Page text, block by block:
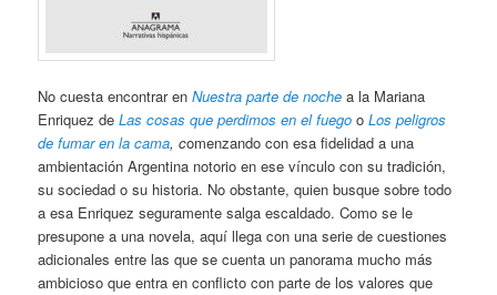
No cuesta encontrar enNuestra parte de noche a la Mariana
Enriquez deLas cosas que perdimos en el fuego oLos peligros
de fumar en la cama, comenzando con esa fidelidad a una
ambientación Argentina notorio en ese vínculo con su tradición,
su sociedad o su historia. No obstante, quien busque sobre todo
a esa Enriquez seguramente salga escaldado. Como se le
presupone a una novela, aquí llega con una serie de cuestiones
adicionales entre las que se cuenta un panorama mucho más
ambicioso que entra en conflicto con parte de los valores que